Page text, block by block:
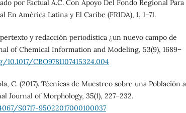
por Factual A.C. Con Apoyo Del Fondo Regional Para
En América Latina y El Caribe (FRIDA), 1, 1–71.
y redacción periodística ¿un nuevo campo de
of Chemical Information and Modeling, 53(9), 1689–
CBO9781107415324.004
C. (2017). Técnicas de Muestreo sobre una Población a
Journal of Morphology, 35(1), 227–232.
S0717-95022017000100037